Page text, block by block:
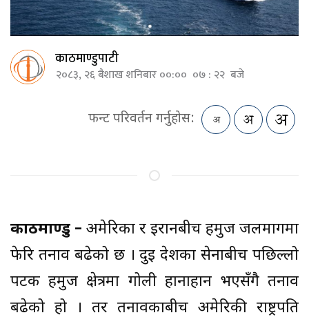
काठमाण्डुपाटी
२०८३, २६ बैशाख शनिबार ००:०० ०७ : २२ बजे
फन्ट परिवर्तन गर्नुहोस:
काठमाण्डु – अमेरिका र इरानबीच हर्मुज जलमार्गमा
फेरि तनाव बढेको छ । दुई देशका सेनाबीच पछिल्लो
पटक हर्मुज क्षेत्रमा गोली हानाहान भएसँगै तनाव
बढेको हो । तर तनावकाबीच अमेरिकी राष्ट्रपति